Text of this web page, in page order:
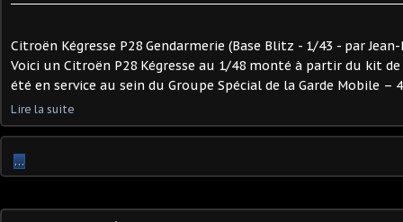
Citroën Kégresse P28 Gendarmerie (Base Blitz - 1/43 - par
Voici un Citroën P28 Kégresse au 1/48 monté à partir du kit
été en service au sein du Groupe Spécial de la Garde Mobile –
Lire la suite
…